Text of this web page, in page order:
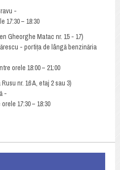
-
17:30 – 18:30
Gheorghe Matac nr. 15 - 17)
- portița de lângă benzinăria
orele 18:00 – 21:00
nr. 16 A, etaj 2 sau 3)
-
17:30 – 18:30